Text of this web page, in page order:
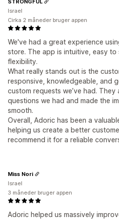
We've had a great experience
store. The app is intuitive, easy
flexibility.
What really stands out is the
responsive, knowledgeable, and
custom requests we’ve had.
questions we had and made the
smooth.
Overall, Adoric has been a
helping us create a better
recommend it for a reliable
STRONGFUL
Israel
Cirka 2 måneder bruger appen
Adoric helped us massively
Miss Nori
Israel
3 måneder bruger appen